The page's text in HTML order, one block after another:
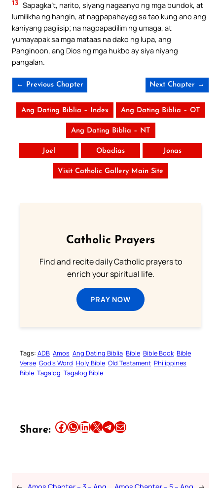
13 Sapagka’t, narito, siyang nagaanyo ng mga bundok, at
lumilikha ng hangin, at nagpapahayag sa tao kung ano ang
kaniyang pagiisip; na nagpapadilim ng umaga, at
yumayapak sa mga mataas na dako ng lupa, ang
Panginoon, ang Dios ng mga hukbo ay siya niyang
pangalan.
← Previous Chapter Next Chapter →
Ang Dating Biblia – Index Ang Dating Biblia – OT
Ang Dating Biblia – NT
Joel Obadias Jonas
Visit Catholic Gallery Main Site
Catholic Prayers
Find and recite daily Catholic prayers to
enrich your spiritual life.
PRAY NOW
Tags: ADB Amos Ang Dating Biblia Bible Bible Book Bible
Verse God’s Word Holy Bible Old Testament Philippines
Bible Tagalog Tagalog Bible
Share: Share this article on Facebook Share this article on WhatsApp Share this article on LinkedIn Share this article on X Share this article on TelegramEmail this Article